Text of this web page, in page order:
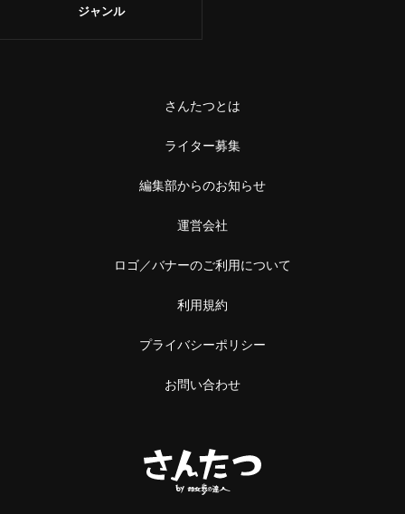
ジャンル
さんたつとは
ライター募集
編集部からのお知らせ
運営会社
ロゴ／バナーのご利用について
利用規約
プライバシーポリシー
お問い合わせ